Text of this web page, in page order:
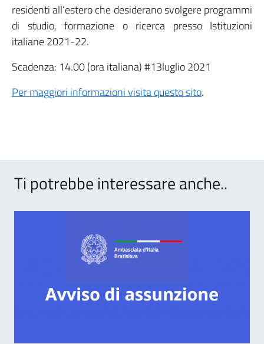
residenti all’estero che desiderano svolgere programmi
di studio, formazione o ricerca presso Istituzioni
italiane 2021-22.
Scadenza: 14.00 (ora italiana) #13luglio 2021
Per maggiori informazioni visita questo sito.
Ti potrebbe interessare anche..